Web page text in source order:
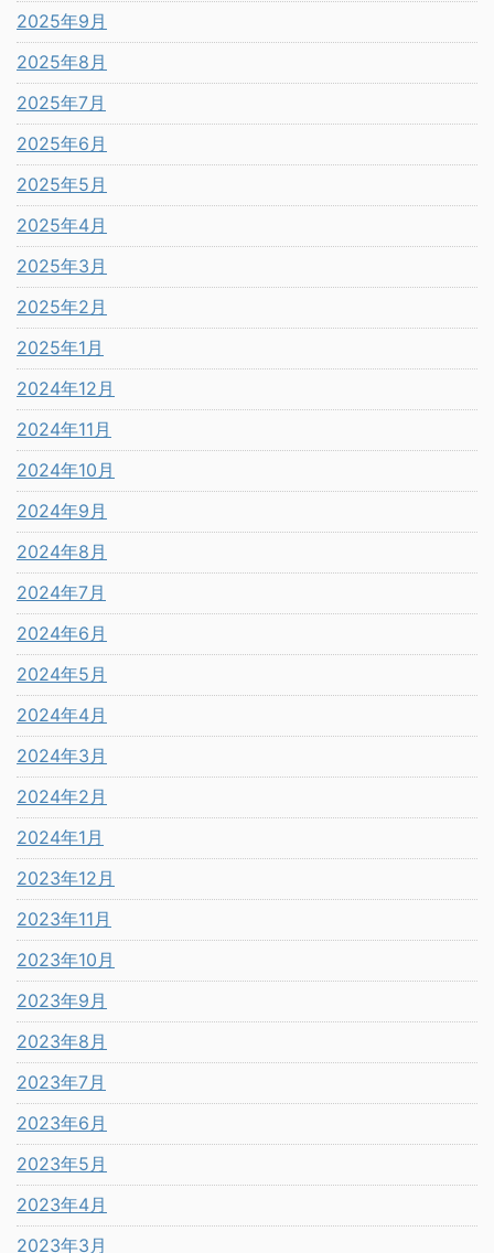
2025年9月
2025年8月
2025年7月
2025年6月
2025年5月
2025年4月
2025年3月
2025年2月
2025年1月
2024年12月
2024年11月
2024年10月
2024年9月
2024年8月
2024年7月
2024年6月
2024年5月
2024年4月
2024年3月
2024年2月
2024年1月
2023年12月
2023年11月
2023年10月
2023年9月
2023年8月
2023年7月
2023年6月
2023年5月
2023年4月
2023年3月